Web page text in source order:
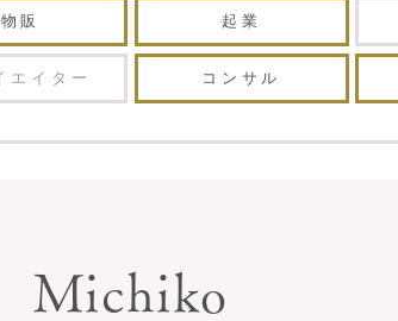
物販 起業
エイター コンサル
Michiko